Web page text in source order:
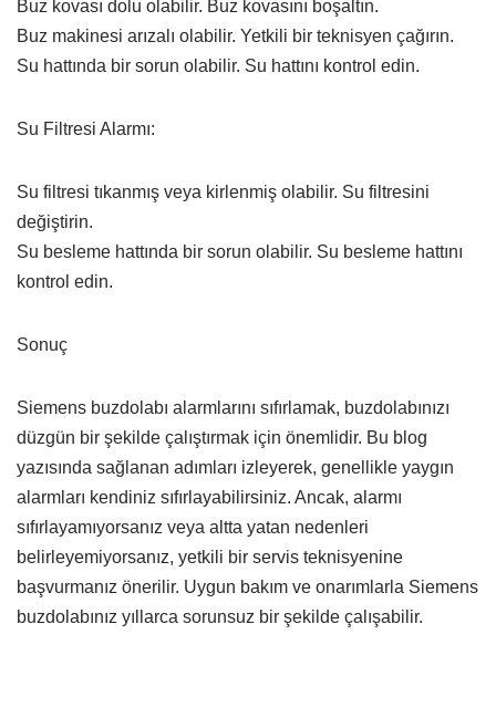
Buz kovası dolu olabilir. Buz kovasını boşaltın.
Buz makinesi arızalı olabilir. Yetkili bir teknisyen çağırın.
Su hattında bir sorun olabilir. Su hattını kontrol edin.
Su Filtresi Alarmı:
Su filtresi tıkanmış veya kirlenmiş olabilir. Su filtresini
değiştirin.
Su besleme hattında bir sorun olabilir. Su besleme hattını
kontrol edin.
Sonuç
Siemens buzdolabı alarmlarını sıfırlamak, buzdolabınızı
düzgün bir şekilde çalıştırmak için önemlidir. Bu blog
yazısında sağlanan adımları izleyerek, genellikle yaygın
alarmları kendiniz sıfırlayabilirsiniz. Ancak, alarmı
sıfırlayamıyorsanız veya altta yatan nedenleri
belirleyemiyorsanız, yetkili bir servis teknisyenine
başvurmanız önerilir. Uygun bakım ve onarımlarla Siemens
buzdolabınız yıllarca sorunsuz bir şekilde çalışabilir.